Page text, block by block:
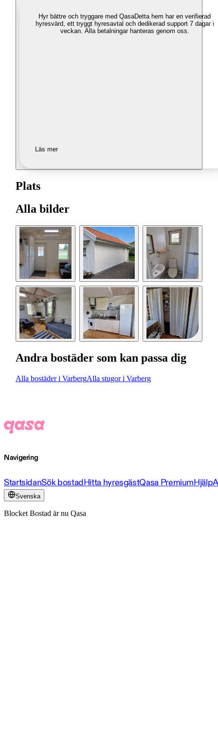
Hyr bättre och tryggare med QasaDetta hem har en verifierad
hyresvärd, ett tryggt hyresavtal och dedikerad support 7 dagar i
veckan. Alla betalningar hanteras genom oss.
Läs mer
Plats
Alla bilder
Andra bostäder som kan passa dig
Alla bostäder i VarbergAlla stugor i Varberg
Navigering
StartsidanSök bostadHitta hyresgästQasa PremiumHjälp
Svenska
Blocket Bostad är nu Qasa